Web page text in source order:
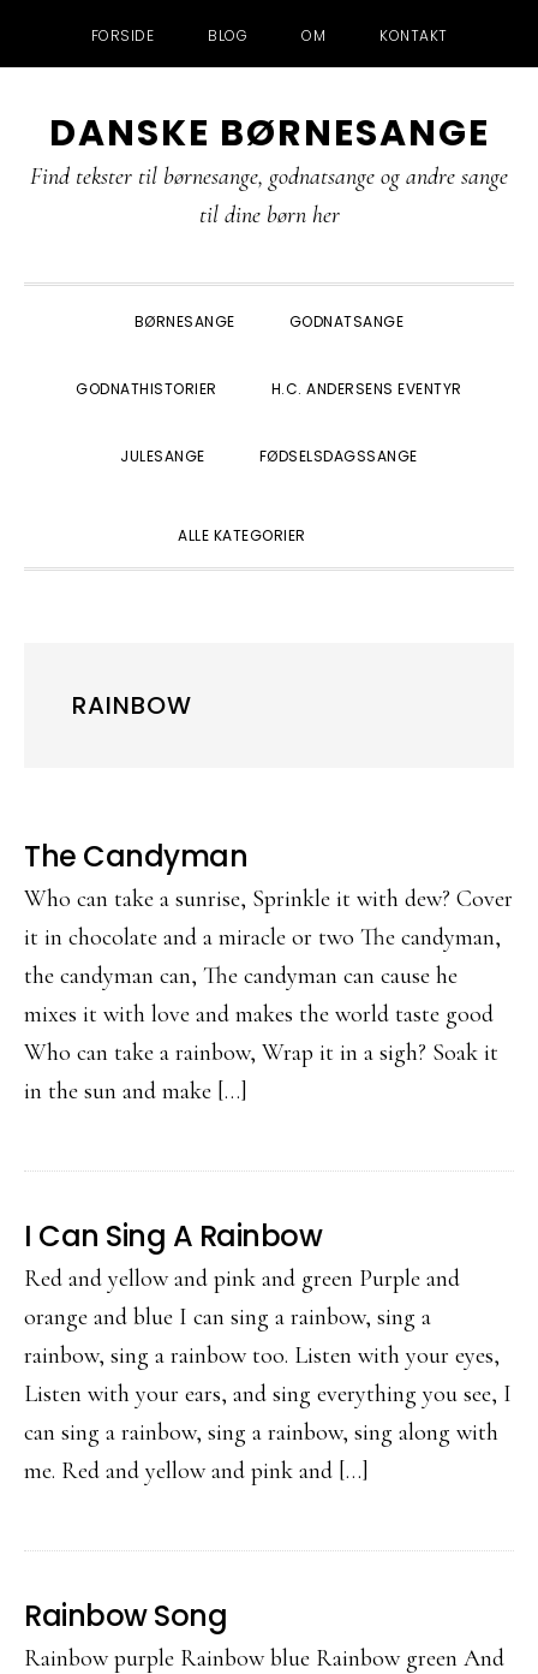
FORSIDE BLOG OM KONTAKT
direkte
til
indhold
direkte
til
direkte
til
DANSKE BØRNESANGE
Find tekster til børnesange, godnatsange og andre sange
til dine børn her
BØRNESANGE GODNATSANGE
GODNATHISTORIER H.C. ANDERSENS EVENTYR
JULESANGE FØDSELSDAGSSANGE
ALLE KATEGORIER
RAINBOW
The Candyman
Who can take a sunrise, Sprinkle it with dew? Cover
it in chocolate and a miracle or two The candyman,
the candyman can, The candyman can cause he
mixes it with love and makes the world taste good
Who can take a rainbow, Wrap it in a sigh? Soak it
in the sun and make […]
I Can Sing A Rainbow
Red and yellow and pink and green Purple and
orange and blue I can sing a rainbow, sing a
rainbow, sing a rainbow too. Listen with your eyes,
Listen with your ears, and sing everything you see, I
can sing a rainbow, sing a rainbow, sing along with
me. Red and yellow and pink and […]
Rainbow Song
Rainbow purple Rainbow blue Rainbow green And